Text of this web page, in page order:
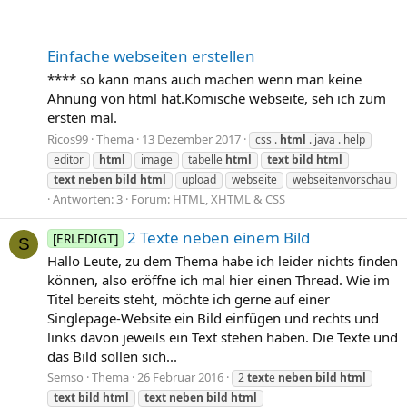
Einfache webseiten erstellen
**** so kann mans auch machen wenn man keine
Ahnung von html hat.Komische webseite, seh ich zum
ersten mal.
Ricos99 Thema 13 Dezember 2017 css . html . java . help
editor
html image tabelle html text bild html
text neben bild html upload webseite webseitenvorschau
Antworten: 3 Forum: HTML, XHTML & CSS
S [ERLEDIGT] 2 Texte neben einem Bild
Hallo Leute, zu dem Thema habe ich leider nichts finden
können, also eröffne ich mal hier einen Thread. Wie im
Titel bereits steht, möchte ich gerne auf einer
Singlepage-Website ein Bild einfügen und rechts und
links davon jeweils ein Text stehen haben. Die Texte und
das Bild sollen sich...
Semso Thema 26 Februar 2016 2texte neben bild html
text bild html text neben bild html